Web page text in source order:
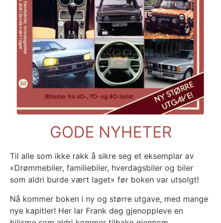
GODE NYHETER
Til alle som ikke rakk å sikre seg et eksemplar av
«Drømmebiler, familiebiler, hverdagsbiler og biler
som aldri burde vært laget» før boken var utsolgt!
Nå kommer boken i ny og større utgave, med mange
nye kapitler! Her lar Frank deg gjenoppleve en